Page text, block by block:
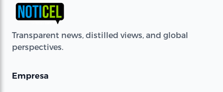
Transparent news, distilled views, and global
perspectives.
Empresa